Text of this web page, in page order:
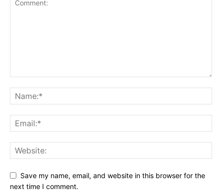
Save my name, email, and website in this browser for the
next time I comment.